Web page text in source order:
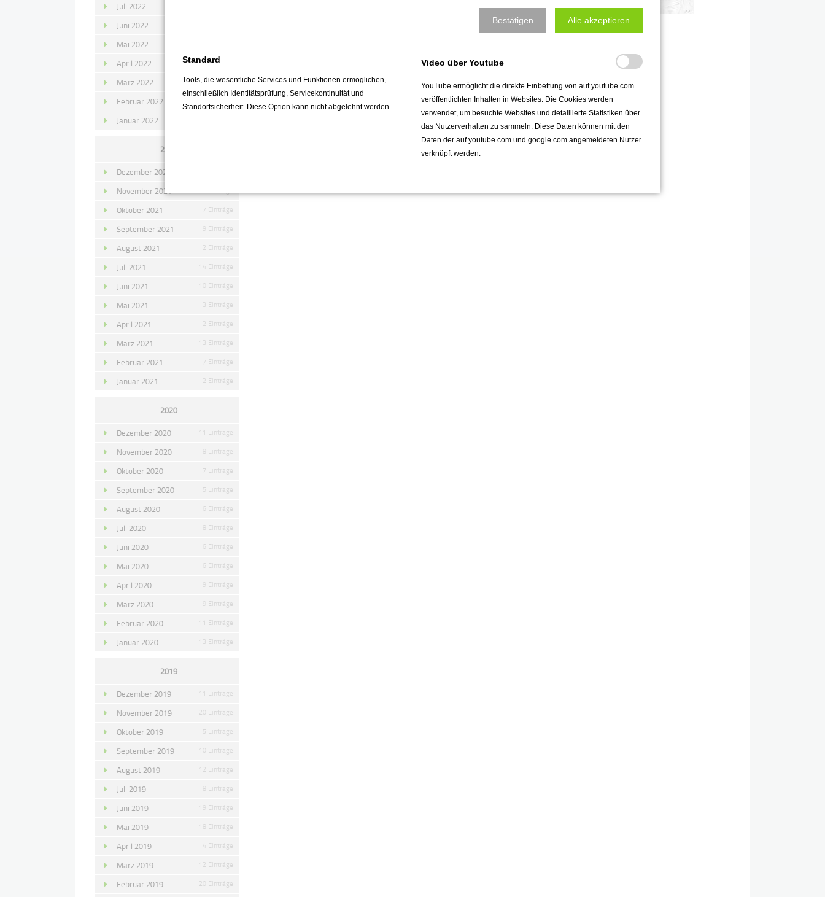
Juli 2022
Juni 2022
Mai 2022
April 2022 8 Einträge
März 2022 15 Einträge
Februar 2022
Januar 2022
2021
Dezember 2021
November 2021
Oktober 2021 7 Einträge
September 2021 9 Einträge
August 2021 2 Einträge
Juli 2021 14 Einträge
Juni 2021 10 Einträge
Mai 2021 3 Einträge
April 2021 2 Einträge
März 2021 13 Einträge
Februar 2021 7 Einträge
Januar 2021 2 Einträge
2020
Dezember 2020 11 Einträge
November 2020 8 Einträge
Oktober 2020 7 Einträge
September 2020 5 Einträge
August 2020 6 Einträge
Juli 2020 8 Einträge
Juni 2020 6 Einträge
Mai 2020 6 Einträge
April 2020 9 Einträge
März 2020 9 Einträge
Februar 2020 11 Einträge
Januar 2020 13 Einträge
2019
Dezember 2019 11 Einträge
November 2019 20 Einträge
Oktober 2019 5 Einträge
September 2019 10 Einträge
August 2019 12 Einträge
Juli 2019 8 Einträge
Juni 2019 19 Einträge
Mai 2019 18 Einträge
April 2019 4 Einträge
März 2019 12 Einträge
Februar 2019 20 Einträge
Bestätigen Alle akzeptieren
Standard
Tools, die wesentliche Services und Funktionen ermöglichen,
einschließlich Identitätsprüfung, Servicekontinuität und
Standortsicherheit. Diese Option kann nicht abgelehnt werden.
Video über Youtube
YouTube ermöglicht die direkte Einbettung von auf youtube.com
veröffentlichten Inhalten in Websites. Die Cookies werden
verwendet, um besuchte Websites und detaillierte Statistiken über
das Nutzerverhalten zu sammeln. Diese Daten können mit den
Daten der auf youtube.com und google.com angemeldeten Nutzer
verknüpft werden.